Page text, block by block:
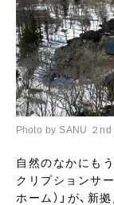
Photo by SANU ２nd
自然のなかにも
クリプションサ
ホーム）」が、新